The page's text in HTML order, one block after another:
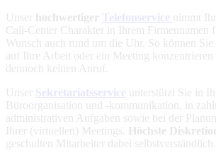
Unser hochwertiger Telefonservice
nimmt
Call-Center Charakter in Ihrem Firmennamen
Wunsch auch rund um die Uhr. So können
auf Ihre Arbeit oder ein Meeting konzentrieren
dennoch keinen Anruf.
Unser Sekretariatsservice unterstützt Sie in
Büroorganisation und -kommunikation, in
administrativen Aufgaben sowie bei der
Ihrer (virtuellen) Meetings.
Höchste
geschulten Mitarbeiter dabei selbstverständlich.